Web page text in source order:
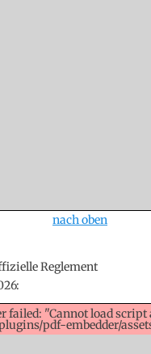
nach oben
Reglement
failed: "Cannot load
pdf-embedder/